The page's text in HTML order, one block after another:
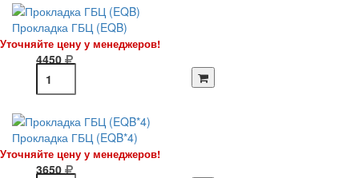
Прокладка ГБЦ (EQB)
Уточняйте цену у менеджеров!
4450
Прокладка ГБЦ (EQB*4)
Уточняйте цену у менеджеров!
3650